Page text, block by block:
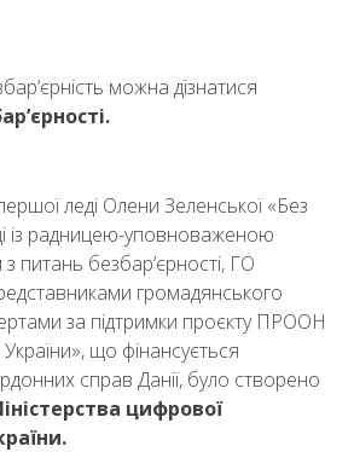
можна дізнатися
леді Олени Зеленської «Без
із радницею-уповноваженою
питань безбар’єрності, ГО
громадянського
за підтримки проєкту ПРООН
що фінансується
справ Данії, було створено
цифрової